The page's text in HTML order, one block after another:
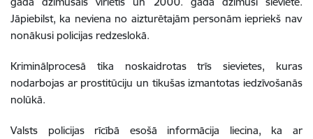
Jāpiebilst, ka neviena no aizturētajām personām iepriekš nav
nonākusi policijas redzeslokā.
Kriminālprocesā tika noskaidrotas trīs sievietes, kuras
nodarbojas ar prostitūciju un tikušas izmantotas iedzīvošanās
nolūkā.
Valsts policijas rīcībā esošā informācija liecina, ka ar